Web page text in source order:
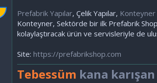
Prefabrik Yapılar, Çelik Yapılar, Konteyner
Konteyner, Sektörde bir ilk Prefabrik
kolaylaştıracak ürün ve servisleriyle de
Site: https://prefabrikshop.com
Tebessüm kana karışan